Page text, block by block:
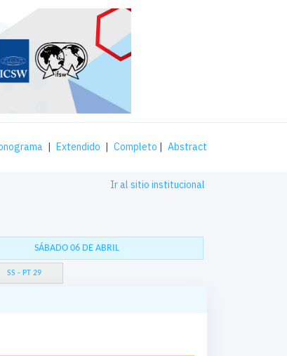
| Extendido | Completo | Abstract
Ir al sitio institucional
SÁBADO 06 DE ABRIL
SS - PT 29